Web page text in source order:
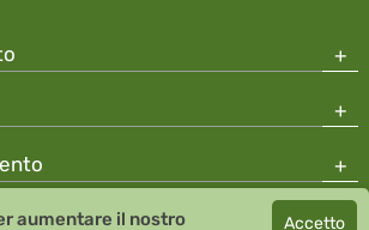
2026 Team Santé Salvator Apotheke
aumentare il nostro Accetto